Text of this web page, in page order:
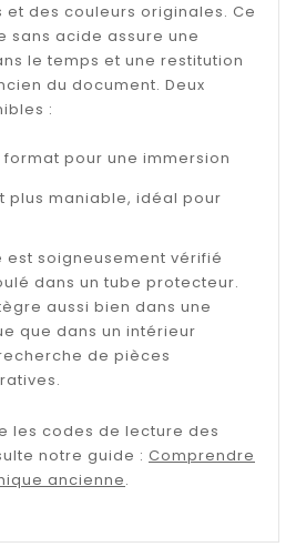
et des couleurs originales. Ce
sans acide assure une
le temps et une restitution
du document. Deux
:
pour une immersion
plus maniable, idéal pour
est soigneusement vérifié
dans un tube protecteur.
aussi bien dans une
que dans un intérieur
de pièces
les codes de lecture des
notre guide : Comprendre
ancienne.